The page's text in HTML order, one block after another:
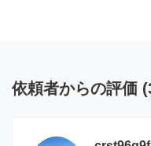
依頼者からの評価 (